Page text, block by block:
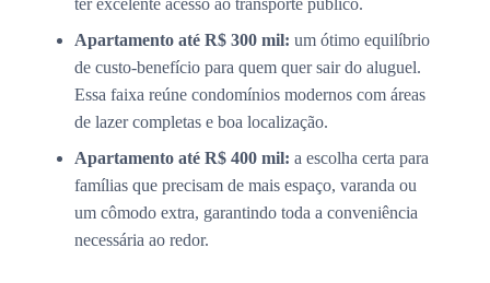
ter excelente acesso ao transporte público.
Apartamento até R$ 300 mil: um ótimo equilíbrio
de custo-benefício para quem quer sair do aluguel.
Essa faixa reúne condomínios modernos com áreas
de lazer completas e boa localização.
Apartamento até R$ 400 mil: a escolha certa para
famílias que precisam de mais espaço, varanda ou
um cômodo extra, garantindo toda a conveniência
necessária ao redor.